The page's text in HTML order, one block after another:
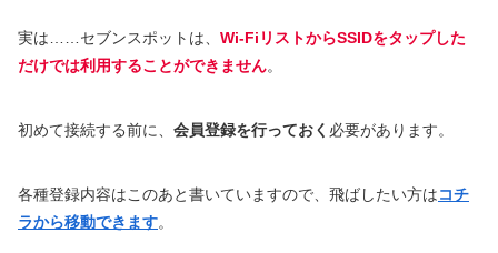
実は……セブンスポットは、 Wi-FiリストからSSIDをタップした
だけでは利用することができません。
初めて接続する前に、 会員登録を行っておく 必要があります。
各種登録内容はこのあと書いていますので、飛ばしたい方はコチ
ラから移動できます。